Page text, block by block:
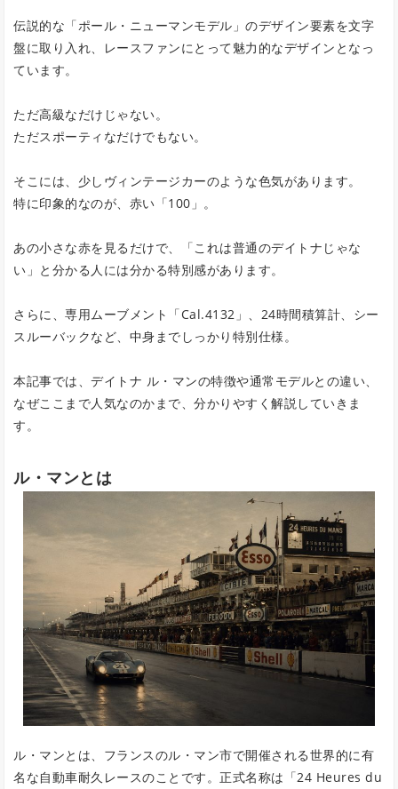
伝説的な「ポール・ニューマンモデル」のデザイン要素を文字
盤に取り入れ、レースファンにとって魅力的なデザインとなっ
ています。
ただ高級なだけじゃない。
ただスポーティなだけでもない。
そこには、少しヴィンテージカーのような色気があります。
特に印象的なのが、赤い「100」。
あの小さな赤を見るだけで、「これは普通のデイトナじゃな
い」と分かる人には分かる特別感があります。
さらに、専用ムーブメント「Cal.4132」、24時間積算計、シー
スルーバックなど、中身までしっかり特別仕様。
本記事では、デイトナ ル・マンの特徴や通常モデルとの違い、
なぜここまで人気なのかまで、分かりやすく解説していきま
す。
ル・マンとは
ル・マンとは、フランスのル・マン市で開催される世界的に有
名な自動車耐久レースのことです。正式名称は「24 Heures du